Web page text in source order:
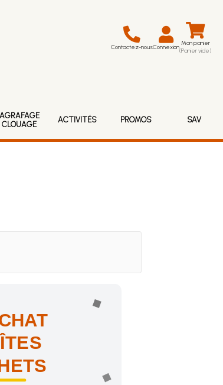
Contactez-nousConnexion Mon panier
(Panier vide)
AGRAFAGE
CLOUAGE
ACTIVITÉS PROMOS SAV